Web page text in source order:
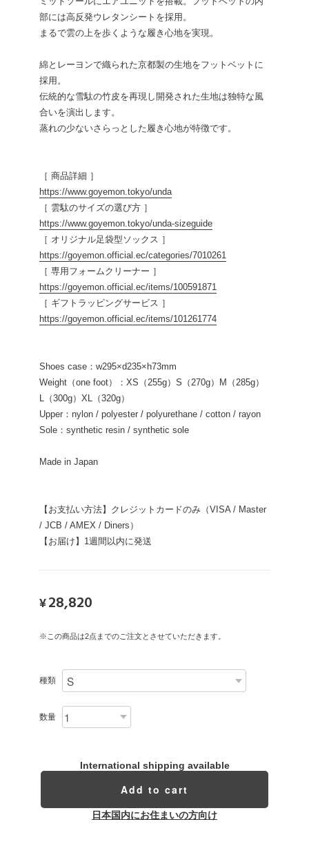
部には高反発ウレタンシートを採用。
まるで雲の上を歩くような履き心地を実現。
綿とレーヨンで織られた京都製の生地をフットベットに
採用。
伝統的な雪駄の竹皮を再現し開発された生地は独特な風
合いを演出します。
蒸れの少ないさらっとした履き心地が特徴です。
［ 商品詳細 ］
https://www.goyemon.tokyo/unda
［ 雲駄のサイズの選び方 ］
https://www.goyemon.tokyo/unda-sizeguide
［ オリジナル足袋型ソックス ］
https://goyemon.official.ec/categories/7010261
［ 専用フォームクリーナー ］
https://goyemon.official.ec/items/100591871
［ ギフトラッピングサービス ］
https://goyemon.official.ec/items/101261774
Shoes case：w295×d235×h73mm
Weight（one foot）：XS（255g）S（270g）M（285g）
L（300g）XL（320g）
Upper：nylon / polyester / polyurethane / cotton / rayon
Sole：synthetic resin / synthetic sole
Made in Japan
【お支払い方法】クレジットカードのみ（VISA / Master
/ JCB / AMEX / Diners）
【お届け】1週間以内に発送
¥28,820
※この商品は2点までのご注文とさせていただきます。
種類
数量
International shipping available
Add to cart
日本国内にお住まいの方向け